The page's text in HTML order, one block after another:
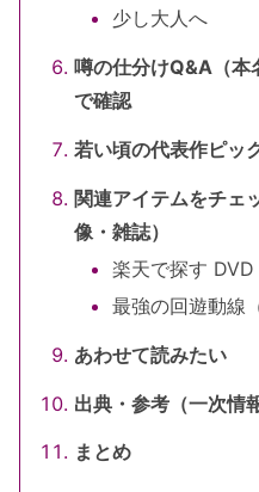
少し大人へ
噂の仕分けQ&A（本
で確認
若い頃の代表作ピッ
関連アイテムをチェ
像・雑誌）
楽天で探す DVD
最強の回遊動線
あわせて読みたい
出典・参考（一次情
まとめ